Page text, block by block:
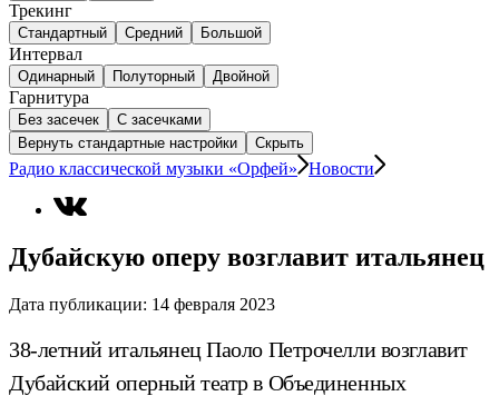
Трекинг
Стандартный Средний Большой
Интервал
Одинарный Полуторный Двойной
Гарнитура
Без засечек
С засечками
Вернуть стандартные настройки
Скрыть
Радио классической музыки «Орфей» Новости
Дубайскую оперу возглавит итальянец
Дата публикации: 14 февраля 2023
38-летний итальянец Паоло Петрочелли возглавит
Дубайский оперный театр в Объединенных